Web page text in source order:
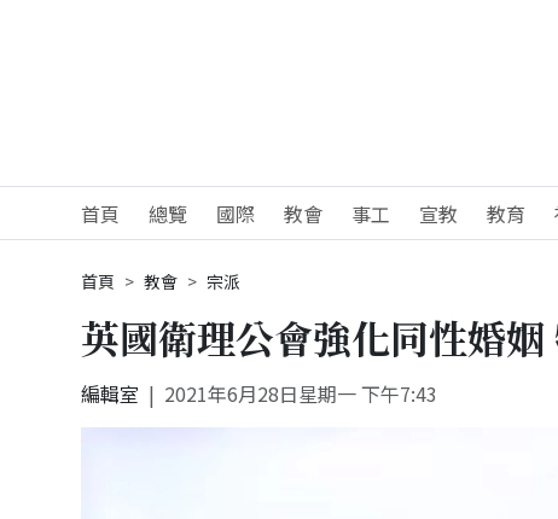
首頁 總覽 國際 教會 事工 宣教 教育
首頁 教會 宗派
英國衛理公會強化同性婚
編輯室 2021年6月28日星期一 下午7:43